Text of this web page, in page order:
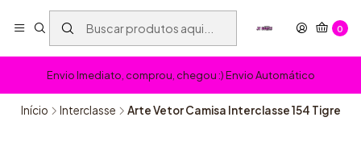
0
Envio Imediato, comprou, chegou :) Envio Automático
Início Interclasse Arte Vetor Camisa Interclasse 154 Tigre